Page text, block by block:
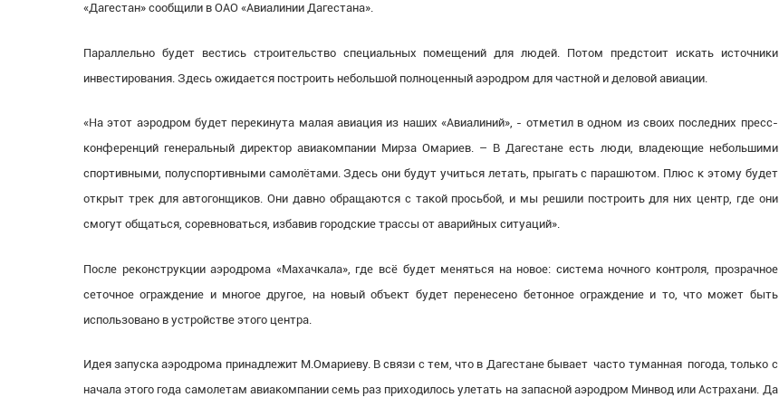
«Дагестан» сообщили в ОАО «Авиалинии Дагестана».
Параллельно будет вестись строительство специальных помещений для людей. Потом предстоит искать источники
инвестирования. Здесь ожидается построить небольшой полноценный аэродром для частной и деловой авиации.
«На этот аэродром будет перекинута малая авиация из наших «Авиалиний», - отметил в одном из своих последних пресс-
конференций генеральный директор авиакомпании Мирза Омариев. – В Дагестане есть люди, владеющие небольшими
спортивными, полуспортивными самолётами. Здесь они будут учиться летать, прыгать с парашютом. Плюс к этому будет
открыт трек для автогонщиков. Они давно обращаются с такой просьбой, и мы решили построить для них центр, где они
смогут общаться, соревноваться, избавив городские трассы от аварийных ситуаций».
После реконструкции аэродрома «Махачкала», где всё будет меняться на новое: система ночного контроля, прозрачное
сеточное ограждение и многое другое, на новый объект будет перенесено бетонное ограждение и то, что может быть
использовано в устройстве этого центра.
Идея запуска аэродрома принадлежит М.Омариеву. В связи с тем, что в Дагестане бывает часто туманная погода, только с
начала этого года самолетам авиакомпании семь раз приходилось улетать на запасной аэродром Минвод или Астрахани. Да